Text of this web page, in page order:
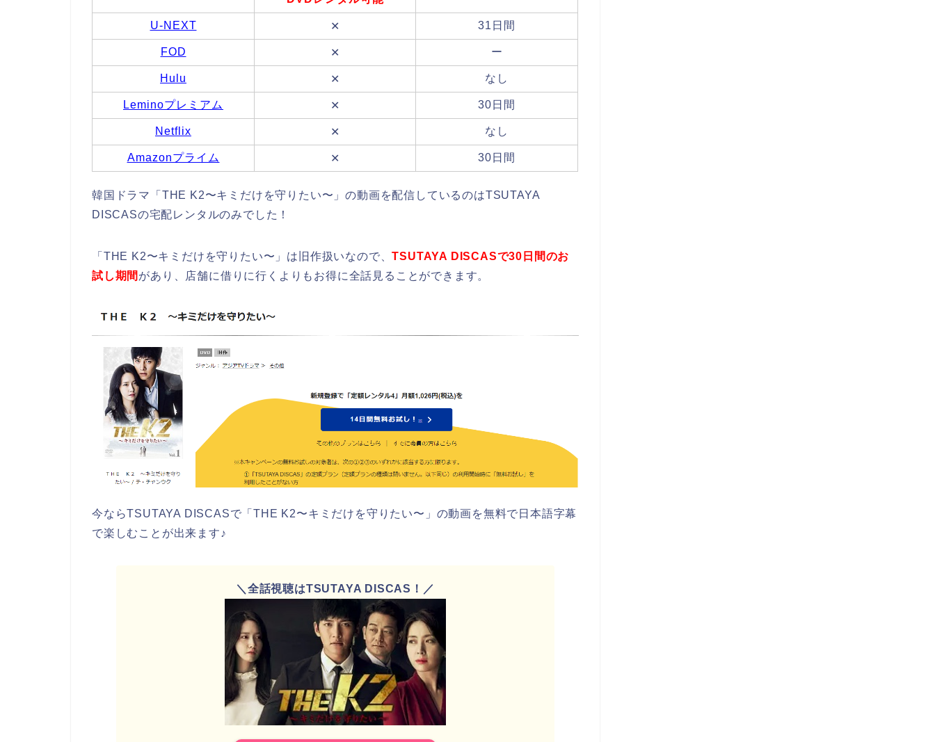
U-NEXT ✕ 31日間
FOD ✕ ー
Hulu ✕ なし
Leminoプレミアム ✕ 30日間
Netflix ✕ なし
Amazonプライム ✕ 30日間
韓国ドラマ「THE K2〜キミだけを守りたい〜」の動画を配信しているのはTSUTAYA
DISCASの宅配レンタルのみでした！
「THE K2〜キミだけを守りたい〜」は旧作扱いなので、TSUTAYA DISCASで30日間のお
試し期間 があり、店舗に借りに行くよりもお得に全話見ることができます。
今ならTSUTAYA DISCASで「THE K2〜キミだけを守りたい〜」の動画を無料で日本語字幕
で楽しむことが出来ます♪
＼全話視聴はTSUTAYA DISCAS！／